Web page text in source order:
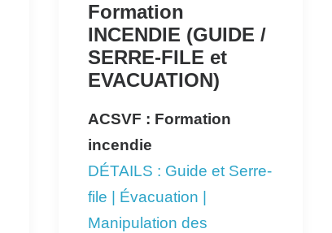
Formation
INCENDIE (GUIDE /
SERRE-FILE et
EVACUATION)
ACSVF : Formation
incendie
DÉTAILS : Guide et Serre-
file | Évacuation |
Manipulation des